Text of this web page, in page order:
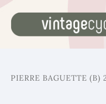
PIERRE BAGUETTE (B)